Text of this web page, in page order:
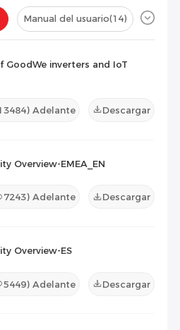
Manual del usuario(14)
(0) Otros(0)
inverters and IoT
) Adelante Descargar
Overview-EMEA_EN
7243) Adelante Descargar
Overview-ES
5449) Adelante Descargar